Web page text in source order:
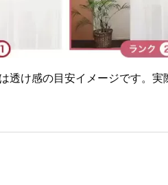
透け感の目安イメージです。